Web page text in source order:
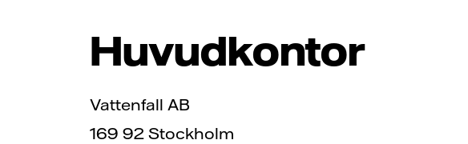
Huvudkontor
Vattenfall AB
169 92 Stockholm